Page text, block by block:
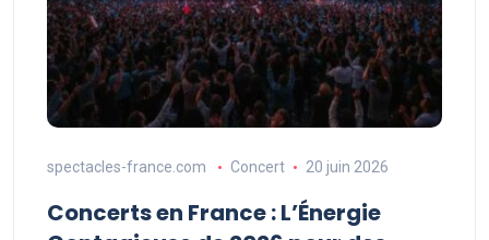
spectacles-france.com Concert 20 juin 2026
Concerts en France : L’Énergie